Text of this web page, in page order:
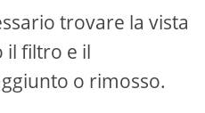
trovare la vista
il filtro e il
o rimosso.